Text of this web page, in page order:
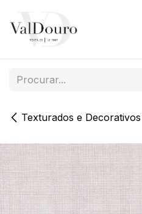
Texturados e Decorativos